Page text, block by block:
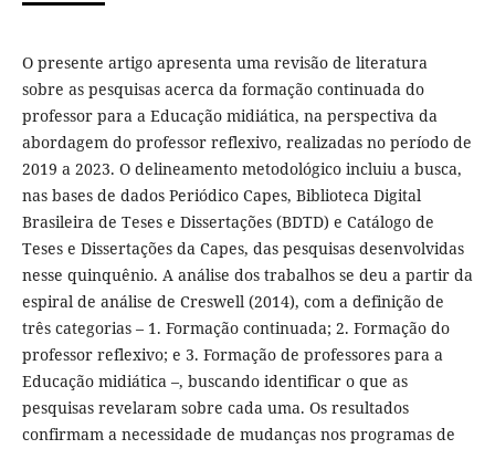
O presente artigo apresenta uma revisão de literatura
sobre as pesquisas acerca da formação continuada do
professor para a Educação midiática, na perspectiva da
abordagem do professor reflexivo, realizadas no período de
2019 a 2023. O delineamento metodológico incluiu a busca,
nas bases de dados Periódico Capes, Biblioteca Digital
Brasileira de Teses e Dissertações (BDTD) e Catálogo de
Teses e Dissertações da Capes, das pesquisas desenvolvidas
nesse quinquênio. A análise dos trabalhos se deu a partir da
espiral de análise de Creswell (2014), com a definição de
três categorias – 1. Formação continuada; 2. Formação do
professor reflexivo; e 3. Formação de professores para a
Educação midiática –, buscando identificar o que as
pesquisas revelaram sobre cada uma. Os resultados
confirmam a necessidade de mudanças nos programas de